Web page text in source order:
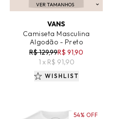
VER TAMANHOS
ADICIONAR AO CARRINHO
VANS
Camiseta Masculina
Algodão - Preto
R$ 129,99R$ 91,90
1 x R$ 91,90
WISHLIST
54% OFF